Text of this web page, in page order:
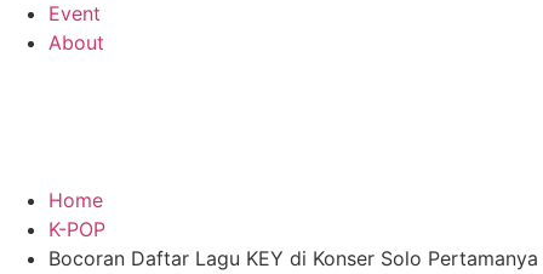
Event
About
Home
K-POP
Bocoran Daftar Lagu KEY di Konser Solo Pertamanya